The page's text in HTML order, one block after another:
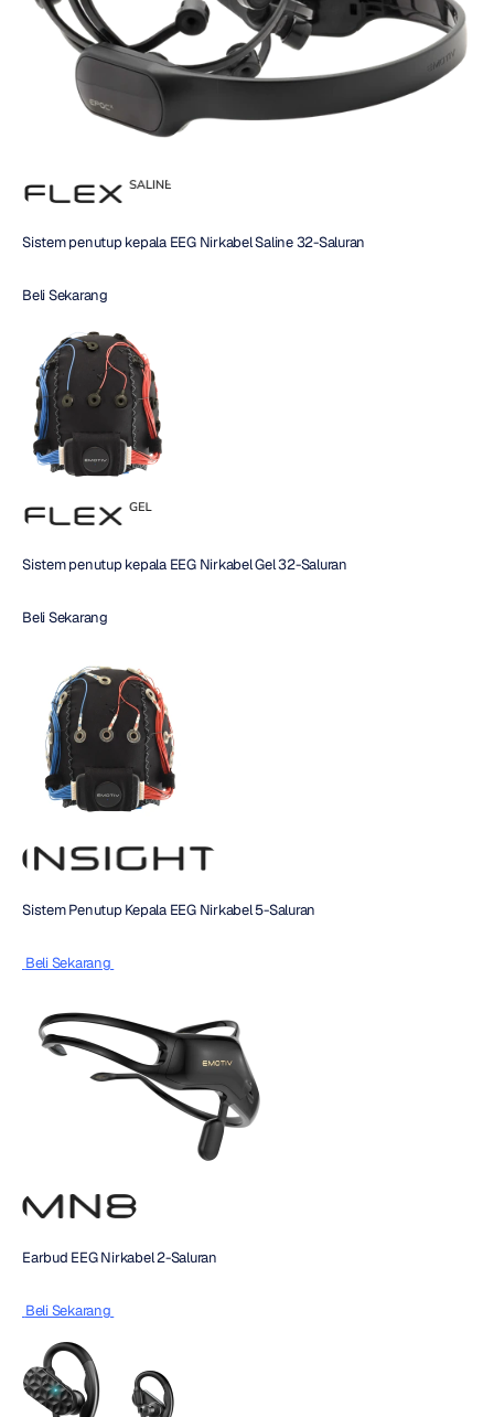
Sistem penutup kepala EEG Nirkabel Saline 32-Saluran
Beli Sekarang
Sistem penutup kepala EEG Nirkabel Gel 32-Saluran
Beli Sekarang
Sistem Penutup Kepala EEG Nirkabel 5-Saluran
Beli Sekarang
Earbud EEG Nirkabel 2-Saluran
Beli Sekarang